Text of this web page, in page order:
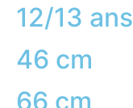
12/13 ans
46 cm
66 cm